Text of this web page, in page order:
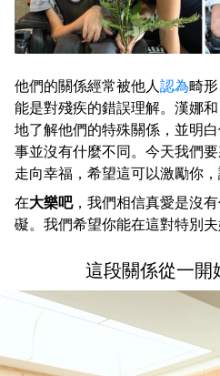
他們的關係經常被他人 認為畸
能是對殘疾的錯誤理解。漢娜
地了解他們的特殊關係，並明
事並沒有什麼不同。今天我們
走向幸福，希望這可以激勵你
在大樂吧，我們相信真愛是沒
礙。我們希望你能在這對特別
這段關係從一開